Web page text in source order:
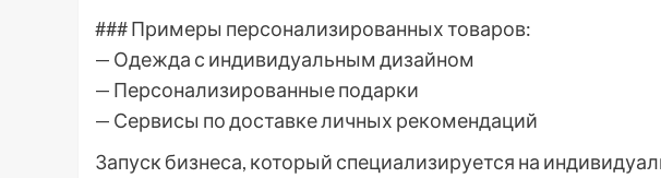
### Примеры персонализированных товаров:
— Одежда с индивидуальным дизайном
— Персонализированные подарки
— Сервисы по доставке личных рекомендаций
Запуск бизнеса, который специализируется на